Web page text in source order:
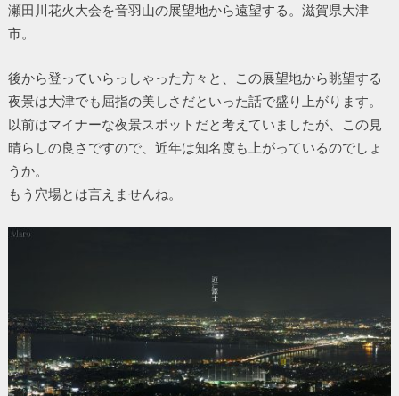
瀬田川花火大会を音羽山の展望地から遠望する。滋賀県大津
市。
後から登っていらっしゃった方々と、この展望地から眺望する
夜景は大津でも屈指の美しさだといった話で盛り上がります。
以前はマイナーな夜景スポットだと考えていましたが、この見
晴らしの良さですので、近年は知名度も上がっているのでしょ
うか。
もう穴場とは言えませんね。